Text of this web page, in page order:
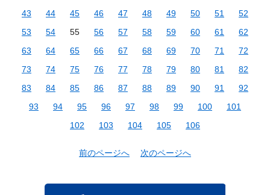
43
44 45 46 47 48 49 50 51
52
53
54 55 56 57 58 59 60 61
62
63
64 65 66 67 68 69 70 71
72
73
74 75 76 77 78 79 80 81
82
83
84 85 86 87 88 89 90 91
92
93
94 95 96 97 98 99 100
101
102
103 104 105 106
前のページへ 次のページへ